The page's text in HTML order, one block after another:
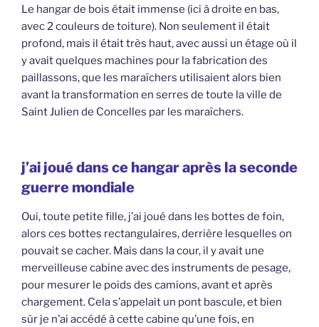
Le hangar de bois était immense (ici à droite en bas,
avec 2 couleurs de toiture). Non seulement il était
profond, mais il était très haut, avec aussi un étage où il
y avait quelques machines pour la fabrication des
paillassons, que les maraîchers utilisaient alors bien
avant la transformation en serres de toute la ville de
Saint Julien de Concelles par les maraîchers.
j’ai joué dans ce hangar après la seconde
guerre mondiale
Oui, toute petite fille, j’ai joué dans les bottes de foin,
alors ces bottes rectangulaires, derrière lesquelles on
pouvait se cacher. Mais dans la cour, il y avait une
merveilleuse cabine avec des instruments de pesage,
pour mesurer le poids des camions, avant et après
chargement. Cela s’appelait un pont bascule, et bien
sûr je n’ai accédé à cette cabine qu’une fois, en